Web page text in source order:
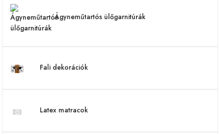
Ágyneműtartós ülőgarnitúrák
Fali dekorációk
Latex matracok